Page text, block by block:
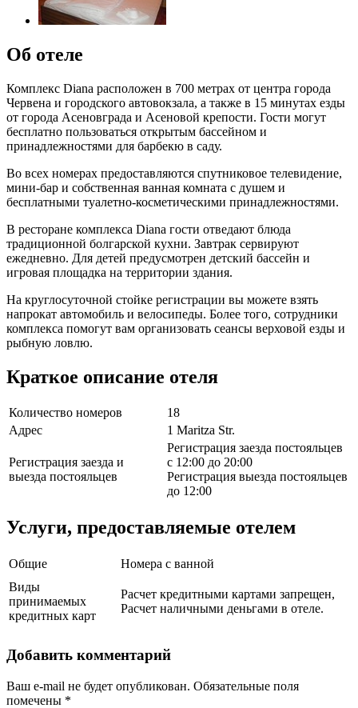
Об отеле
Комплекс Diana расположен в 700 метрах от центра города
Червена и городского автовокзала, а также в 15 минутах езды
от города Асеновграда и Асеновой крепости. Гости могут
бесплатно пользоваться открытым бассейном и
принадлежностями для барбекю в саду.
Во всех номерах предоставляются спутниковое телевидение,
мини-бар и собственная ванная комната с душем и
бесплатными туалетно-косметическими принадлежностями.
В ресторане комплекса Diana гости отведают блюда
традиционной болгарской кухни. Завтрак сервируют
ежедневно. Для детей предусмотрен детский бассейн и
игровая площадка на территории здания.
На круглосуточной стойке регистрации вы можете взять
напрокат автомобиль и велосипеды. Более того, сотрудники
комплекса помогут вам организовать сеансы верховой езды и
рыбную ловлю.
Краткое описание отеля
Количество номеров
18
Адрес
1 Maritza Str.
Регистрация заезда и
выезда постояльцев
Регистрация заезда постояльцев
с 12:00 до 20:00
Регистрация выезда постояльцев
до 12:00
Услуги, предоставляемые отелем
Общие
Номера с ванной
Виды
принимаемых
кредитных карт
Расчет кредитными картами запрещен,
Расчет наличными деньгами в отеле.
Добавить комментарий
Ваш e-mail не будет опубликован. Обязательные поля
помечены *